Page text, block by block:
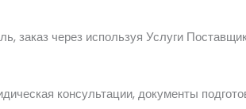
заказ через используя Услуги
консультации,документы